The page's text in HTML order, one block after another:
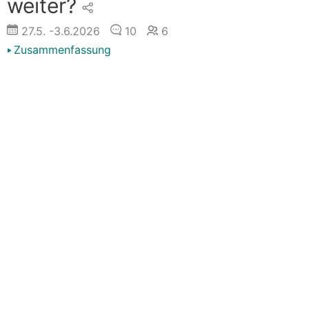
weiter?
27.5. -3.6.2026 10
6
Zusammenfassung